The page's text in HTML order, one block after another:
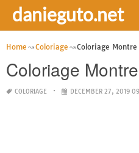
danieguto.net
Home Coloriage Coloriage Montre
Coloriage
COLORIAGE DECEMBER 27, 2019